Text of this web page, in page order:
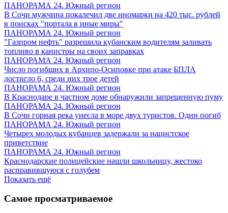
ПАНОРАМА 24. Южный регион
В Сочи мужчина покалечил две иномарки на 420 тыс. рублей
в поисках "портала в иные миры"
ПАНОРАМА 24. Южный регион
"Газпром нефть" разрешила кубанским водителям заливать
топливо в канистры на своих заправках
ПАНОРАМА 24. Южный регион
Число погибших в Архипо-Осиповке при атаке БПЛА
достигло 6, среди них трое детей
ПАНОРАМА 24. Южный регион
В Краснодаре в частном доме обнаружили запрещенную пуму
ПАНОРАМА 24. Южный регион
В Сочи горная река унесла в море двух туристов. Один погиб
ПАНОРАМА 24. Южный регион
Четырех молодых кубанцев задержали за нацистское
приветствие
ПАНОРАМА 24. Южный регион
Краснодарские полицейские нашли школьницу, жестоко
расправившуюся с голубем
Показать ещё
Самое просматриваемое